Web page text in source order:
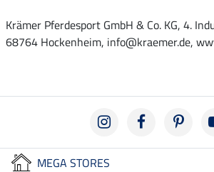
Krämer Pferdesport GmbH & Co. KG, 4.
68764 Hockenheim, info@kraemer.de,
MEGA STORES